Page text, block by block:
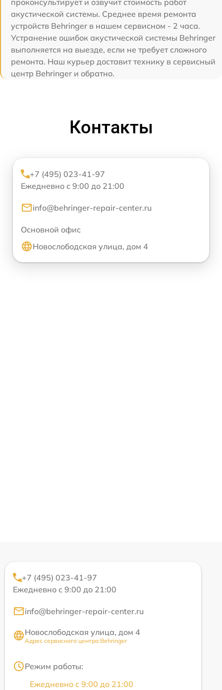
акустической системы. Среднее время ремонта
устройств Behringer в нашем сервисном - 2 часа.
Устранение ошибок акустической системы Behringer
выполняется на выезде, если не требует сложного
ремонта. Наш курьер доставит технику в сервисный
центр Behringer и обратно.
Контакты
+7 (495) 023-41-97
Ежедневно с 9:00 до 21:00
info@behringer-repair-center.ru
Основной офис
Новослободская улица, дом 4
+7 (495) 023-41-97
Ежедневно с 9:00 до 21:00
info@behringer-repair-center.ru
Новослободская улица, дом 4
Адрес сервисного центра Behringer
Режим работы:
Ежедневно с 9:00 до 21:00